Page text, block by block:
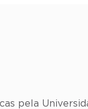
pela